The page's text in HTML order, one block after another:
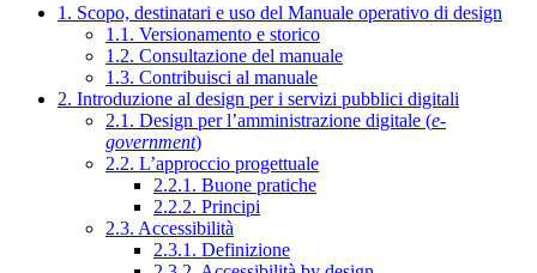
1. Scopo, destinatari e uso del Manuale operativo di design
1.1. Versionamento e storico
1.2. Consultazione del manuale
1.3. Contribuisci al manuale
2. Introduzione al design per i servizi pubblici digitali
2.1. Design per l’amministrazione digitale (e-
government)
2.2. L’approccio progettuale
2.2.1. Buone pratiche
2.2.2. Principi
2.3. Accessibilità
2.3.1. Definizione